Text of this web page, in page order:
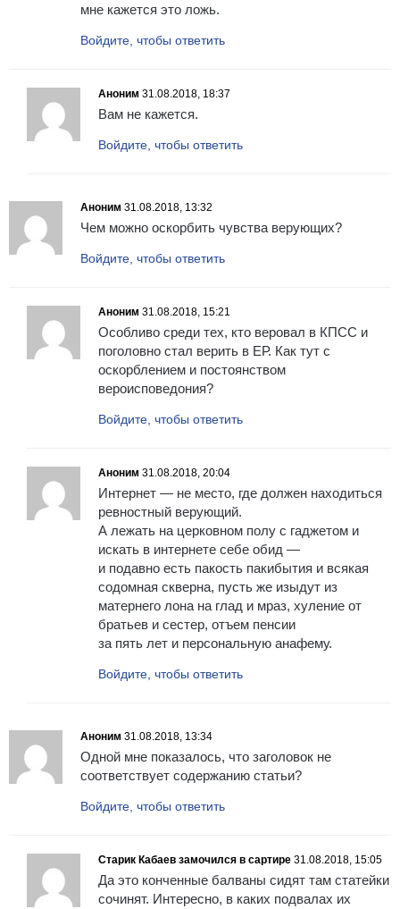
мне кажется это ложь.
Войдите, чтобы ответить
Аноним 31.08.2018, 18:37
Вам не кажется.
Войдите, чтобы ответить
Аноним 31.08.2018, 13:32
Чем можно оскорбить чувства верующих?
Войдите, чтобы ответить
Аноним 31.08.2018, 15:21
Особливо среди тех, кто веровал в КПСС и
поголовно стал верить в ЕР. Как тут с
оскорблением и постоянством
вероисповедония?
Войдите, чтобы ответить
Аноним 31.08.2018, 20:04
Интернет — не место, где должен находиться
ревностный верующий.
А лежать на церковном полу с гаджетом и
искать в интернете себе обид —
и подавно есть пакость пакибытия и всякая
содомная скверна, пусть же изыдут из
матернего лона на глад и мраз, хуление от
братьев и сестер, отъем пенсии
за пять лет и персональную анафему.
Войдите, чтобы ответить
Аноним 31.08.2018, 13:34
Одной мне показалось, что заголовок не
соответствует содержанию статьи?
Войдите, чтобы ответить
Старик Кабаев замочился в сартире 31.08.2018, 15:05
Да это конченные балваны сидят там статейки
сочинят. Интересно, в каких подвалах их